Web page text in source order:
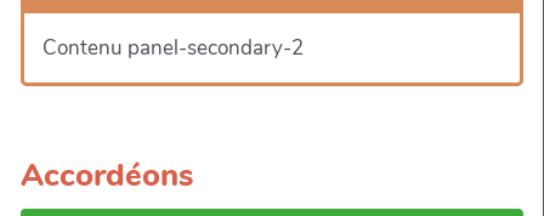
Contenu panel-secondary-2
Accordéons